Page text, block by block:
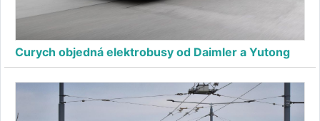
Curych objedná elektrobusy od Daimler a Yutong